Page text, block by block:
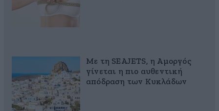
Με τη SEAJETS, η Αμοργός
γίνεται η πιο αυθεντική
απόδραση των Κυκλάδων